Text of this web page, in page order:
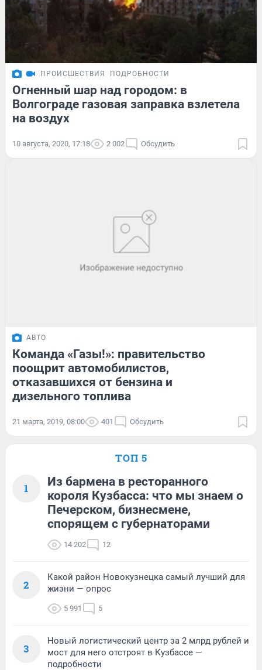
ПРОИСШЕСТВИЯ ПОДРОБНОСТИ
Огненный шар над городом: в
Волгограде газовая заправка взлетела
на воздух
10 августа, 2020, 17:18 2 002 Обсудить
АВТО
Команда «Газы!»: правительство
поощрит автомобилистов,
отказавшихся от бензина и
дизельного топлива
21 марта, 2019, 08:00 401 Обсудить
ТОП 5
1
Из бармена в ресторанного
короля Кузбасса: что мы знаем о
Печерском, бизнесмене,
спорящем с губернаторами
14 202 12
2
Какой район Новокузнецка самый лучший для
жизни — опрос
5 991 5
3
Новый логистический центр за 2 млрд рублей и
мост для него отстроят в Кузбассе —
подробности